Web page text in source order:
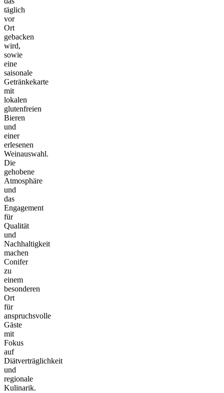
täglich
vor
Ort
gebacken
wird,
sowie
eine
saisonale
Getränkekarte
mit
lokalen
glutenfreien
Bieren
und
einer
erlesenen
Weinauswahl.
Die
gehobene
Atmosphäre
und
das
Engagement
für
Qualität
und
Nachhaltigkeit
machen
Conifer
zu
einem
besonderen
Ort
für
anspruchsvolle
Gäste
mit
Fokus
auf
Diätverträglichkeit
und
regionale
Kulinarik.